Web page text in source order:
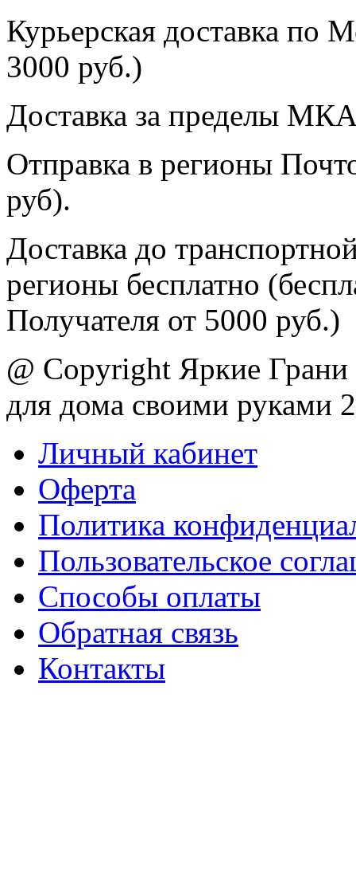
Курьерская доставка по
3000 руб.)
Доставка за пределы
Отправка в регионы
руб).
Доставка до
регионы бесплатно
Получателя от 5000 руб.)
@ Copyright Яркие Грани
для дома своими руками
Личный кабинет
Оферта
Политика
Пользовательское
Способы оплаты
Обратная связь
Контакты